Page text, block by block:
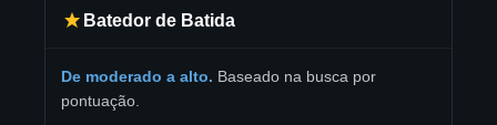
Batedor de Batida
De moderado a alto. Baseado na busca por
pontuação.